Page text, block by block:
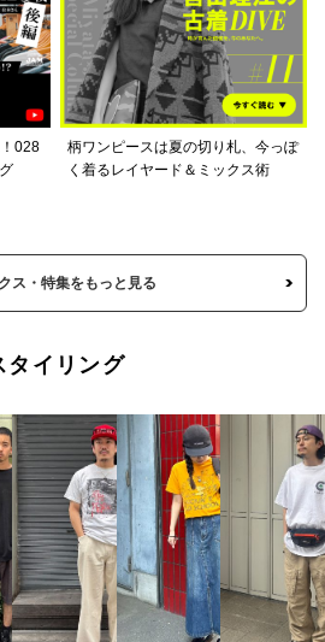
028
柄ワンピースは夏の切り札、今っぽ
く着るレイヤード＆ミックス術
ス・特集をもっと見る
タイリング